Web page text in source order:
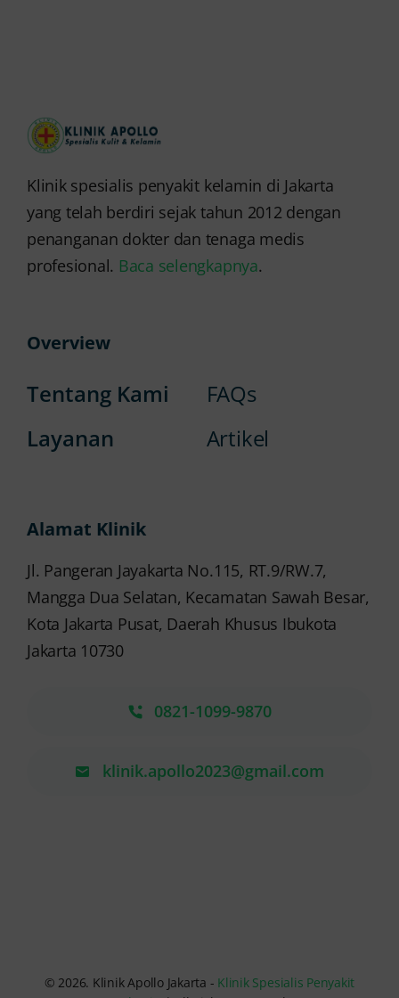
Klinik spesialis penyakit kelamin di Jakarta
yang telah berdiri sejak tahun 2012 dengan
penanganan dokter dan tenaga medis
profesional. Baca selengkapnya.
Overview
Tentang Kami
Layanan
FAQs
Artikel
Alamat Klinik
Jl. Pangeran Jayakarta No.115, RT.9/RW.7,
Mangga Dua Selatan, Kecamatan Sawah Besar,
Kota Jakarta Pusat, Daerah Khusus Ibukota
Jakarta 10730
0821-1099-9870
klinik.apollo2023@gmail.com
© 2026. Klinik Apollo Jakarta - Klinik Spesialis Penyakit